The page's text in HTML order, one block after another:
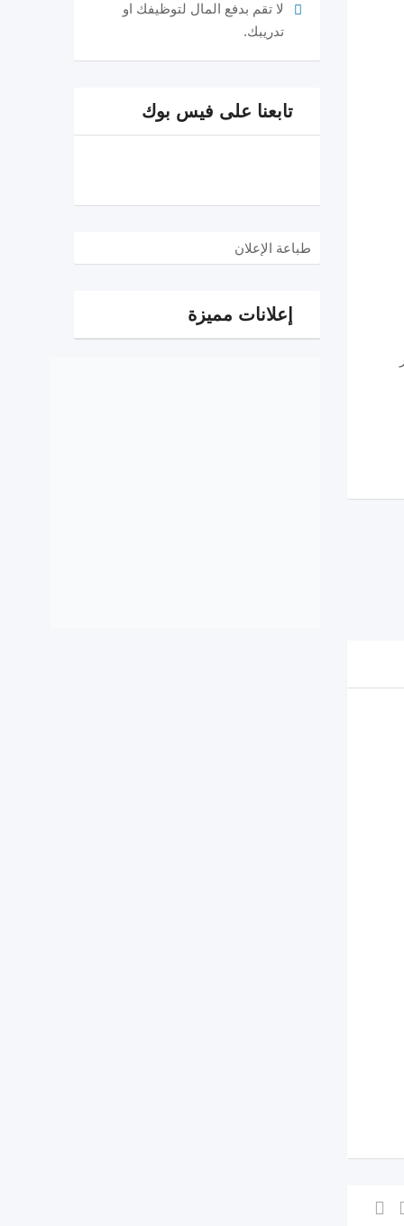
لا تقم بدفع المال لتوظيفك او
تدريبك.
تابعنا على فيس بوك
طباعة الإعلان
إعلانات مميزة